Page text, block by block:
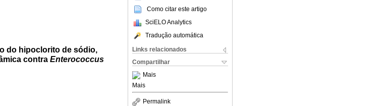
Como citar este artigo
SciELO Analytics
Tradução automática
Links relacionados
Compartilhar
Mais
Mais
Permalink
do hipoclorito de sódio,
contra Enterococcus